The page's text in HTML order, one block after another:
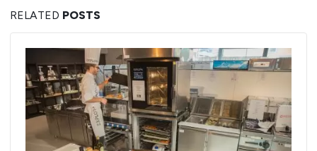
RELATED POSTS